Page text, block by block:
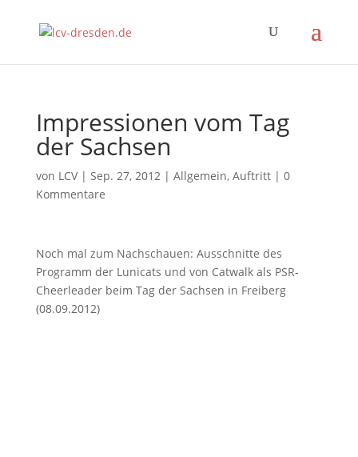
Impressionen vom Tag
der Sachsen
von LCV| Sep. 27, 2012| Allgemein, Auftritt| 0
Kommentare
Noch mal zum Nachschauen: Ausschnitte des
Programm der Lunicats und von Catwalk als PSR-
Cheerleader beim Tag der Sachsen in Freiberg
(08.09.2012)